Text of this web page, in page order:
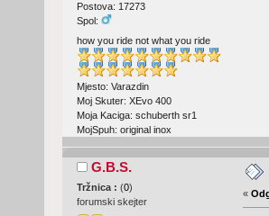
Postova: 17273
Spol:
how you ride not what you ride
Mjesto: Varazdin
Moj Skuter: XEvo 400
Moja Kaciga: schuberth sr1
MojSpuh: original inox
G.B.S.
Tržnica : (0)
forumski skejter
«